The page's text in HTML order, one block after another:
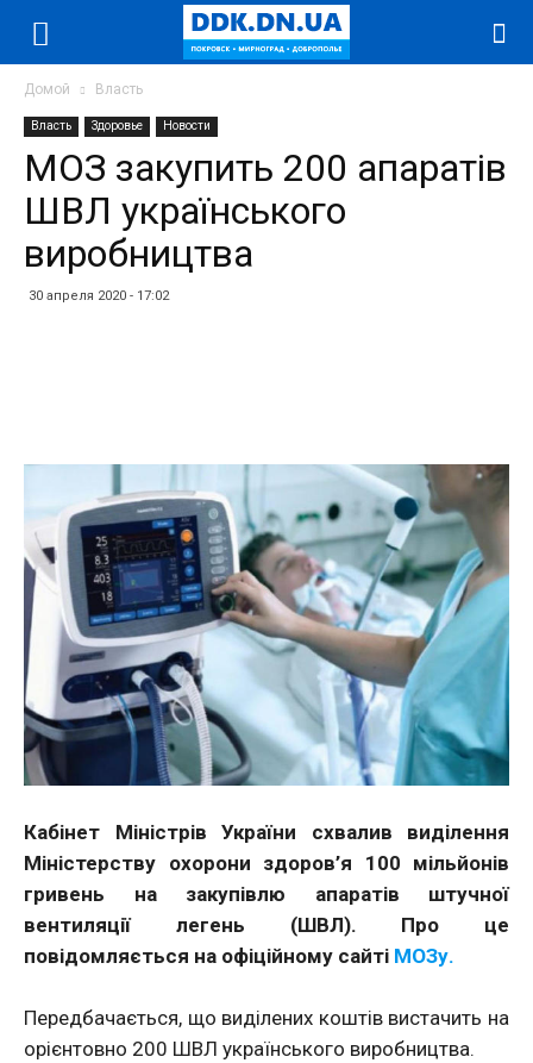
Домой Власть
Власть Здоровье Новости
МОЗ закупить 200 апаратів
ШВЛ українського
виробництва
30 апреля 2020 - 17:02
Кабінет Міністрів України схвалив виділення
Міністерству охорони здоров’я 100 мільйонів
гривень на закупівлю апаратів штучної
вентиляції легень (ШВЛ). Про це
повідомляється на офіційному сайті МОЗу.
Передбачається, що виділених коштів вистачить на
орієнтовно 200 ШВЛ українського виробництва.